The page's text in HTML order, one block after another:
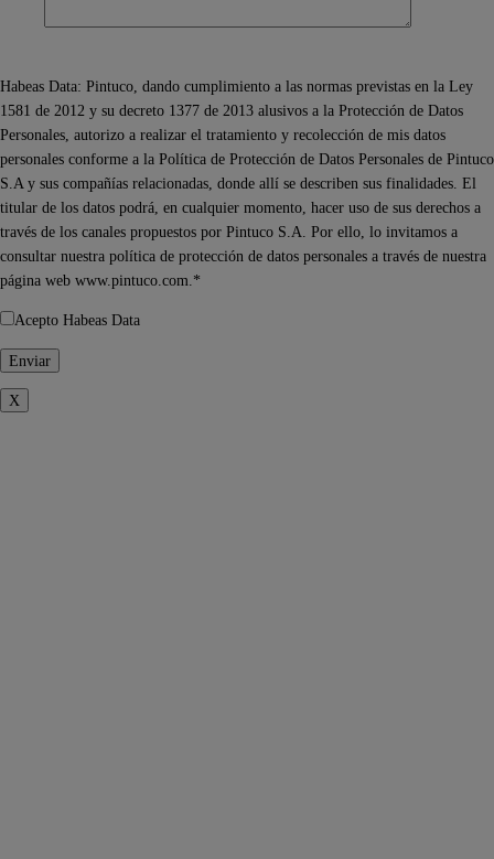
Habeas Data: Pintuco, dando cumplimiento a las normas previstas en la Ley
1581 de 2012 y su decreto 1377 de 2013 alusivos a la Protección de Datos
Personales, autorizo a realizar el tratamiento y recolección de mis datos
personales conforme a la Política de Protección de Datos Personales de Pintuco
S.A y sus compañías relacionadas, donde allí se describen sus finalidades. El
titular de los datos podrá, en cualquier momento, hacer uso de sus derechos a
través de los canales propuestos por Pintuco S.A. Por ello, lo invitamos a
consultar nuestra política de protección de datos personales a través de nuestra
página web www.pintuco.com.*
Acepto Habeas Data
X